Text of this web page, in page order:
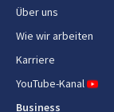
Lieferumfang
Betriebsanleitung
Über uns
Wie wir arbeiten
Karriere
YouTube-Kanal
Business